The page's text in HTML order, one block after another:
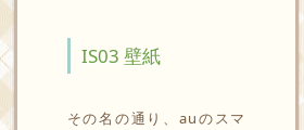
IS03 壁紙
その名の通り、auのスマ